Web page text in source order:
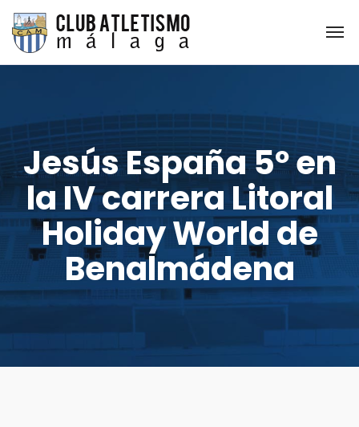
Jesús España 5º en
la IV carrera Litoral
Holiday World de
Benalmádena